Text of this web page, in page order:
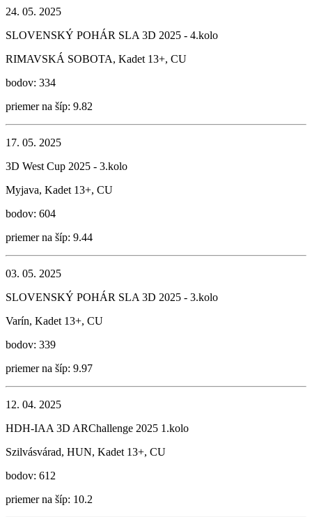
24. 05. 2025
SLOVENSKÝ POHÁR SLA 3D 2025 - 4.kolo
RIMAVSKÁ SOBOTA, Kadet 13+, CU
bodov: 334
priemer na šíp: 9.82
17. 05. 2025
3D West Cup 2025 - 3.kolo
Myjava, Kadet 13+, CU
bodov: 604
priemer na šíp: 9.44
03. 05. 2025
SLOVENSKÝ POHÁR SLA 3D 2025 - 3.kolo
Varín, Kadet 13+, CU
bodov: 339
priemer na šíp: 9.97
12. 04. 2025
HDH-IAA 3D ARChallenge 2025 1.kolo
Szilvásvárad, HUN, Kadet 13+, CU
bodov: 612
priemer na šíp: 10.2